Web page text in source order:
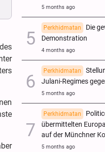
5 months ago
Perkhidmatan
Die
Demonstration
4 months ago
Perkhidmatan
Julani-Regimes
5 months ago
Perkhidmatan
übermittelten
auf der Münchner
5 months ago